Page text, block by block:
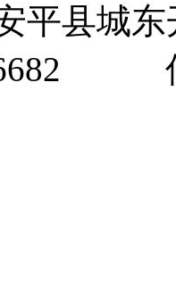
安平县
传